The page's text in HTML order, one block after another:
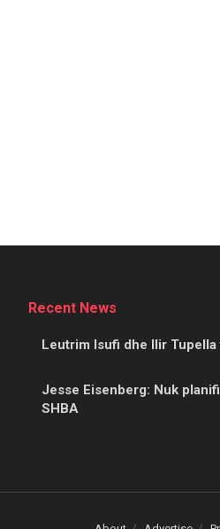
Recent News
Leutrim Isufi dhe Ilir Tupella
Jesse Eisenberg: Nuk
SHBA